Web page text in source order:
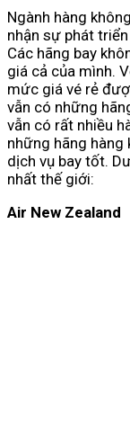
Ngành hàng
nhận sự phát
Các hãng bay
giá cả của mình.
mức giá vé rẻ
vẫn có những
vẫn có rất nhiều
những hãng
dịch vụ bay tốt.
nhất thế giới:
Air New Zealand